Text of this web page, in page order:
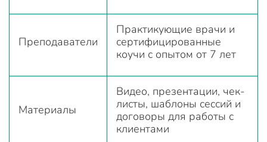
Преподаватели
Практикующие врачи и
сертифицированные
коучи с опытом от 7 лет
Материалы
Видео, презентации, чек-
листы, шаблоны сессий и
договоры для работы с
клиентами